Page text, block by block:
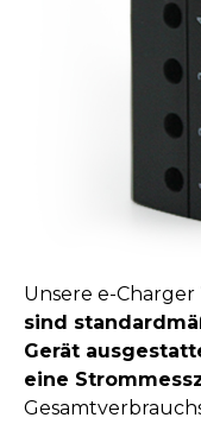
Unsere e-Charger
sind
Gerät
eine